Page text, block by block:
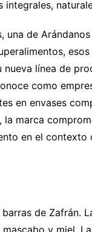
una de
línea de
como
en envases
la marca
en el contexto
de Zafrán.